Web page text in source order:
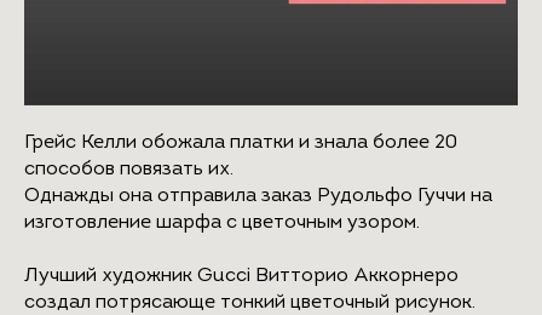
Грейс Келли обожала платки и знала более 20
способов повязать их.
Однажды она отправила заказ Рудольфо Гуччи на
изготовление шарфа с цветочным узором.
Лучший художник Gucci Витторио Аккорнеро
создал потрясающе тонкий цветочный рисунок.